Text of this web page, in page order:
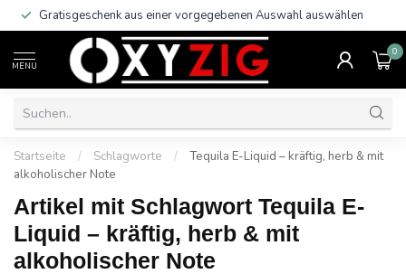
Gratisgeschenk aus einer vorgegebenen Auswahl auswählen
MENU
0
Startseite / Schlagworte /
Tequila E-Liquid – kräftig, herb & mit
alkoholischer Note
Artikel mit Schlagwort Tequila E-
Liquid – kräftig, herb & mit
alkoholischer Note